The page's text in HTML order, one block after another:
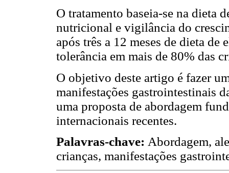
O tratamento baseia-se na dieta
nutricional e vigilância do
após três a 12 meses de dieta
tolerância em mais de 80% das
O objetivo deste artigo é fazer
manifestações gastrointestinais
uma proposta de abordagem
internacionais recentes.
Palavras-chave: Abordagem,
crianças, manifestações